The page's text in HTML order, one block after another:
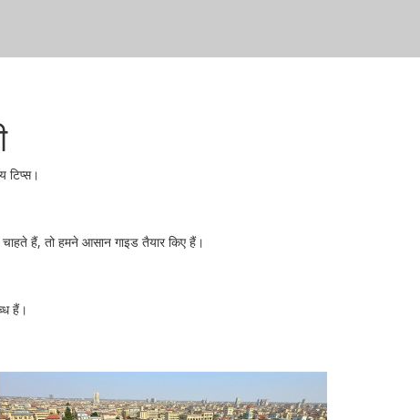
टिप्स।
चाहते हैं, तो हमने आसान गाइड तैयार किए हैं।
हैं।